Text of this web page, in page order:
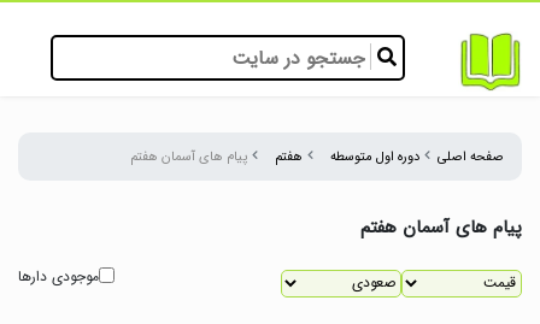
صفحه اصلی دوره اول متوسطه هفتم پیام های آسمان هفتم
پیام های آسمان هفتم
موجودی دارها